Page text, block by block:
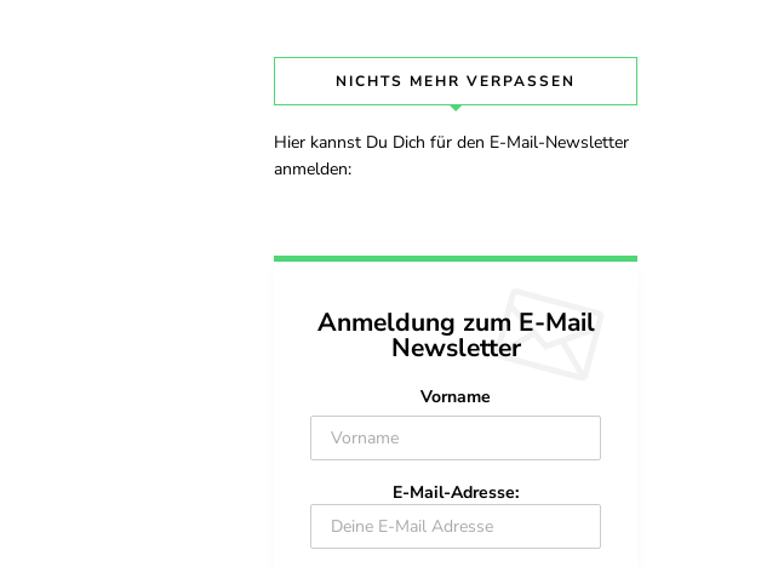
NICHTS MEHR VERPASSEN
Hier kannst Du Dich für den E-Mail-Newsletter
anmelden:
Anmeldung zum E-Mail
Newsletter
Vorname
E-Mail-Adresse: